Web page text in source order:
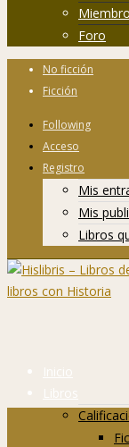
Foro
No ficción
Ficción
Following
Acceso
Registro
Mis
Mis
Libros
Inicio
Libros